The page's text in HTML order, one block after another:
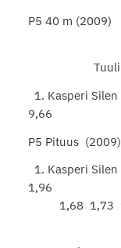
P5 40 m (2009)
Tuuli:
1.
9,66
P5 Pituus (2009)
1.
1,96
1,68 1,73